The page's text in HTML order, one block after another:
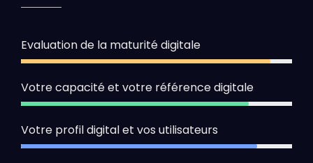
Evaluation de la maturité digitale
92%
Votre capacité et votre référence digitale
84%
Votre profil digital et vos utilisateurs
87%